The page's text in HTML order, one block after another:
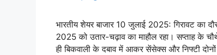
भारतीय शेयर बाजार 10 जुलाई 2025: गिरावट का
2025 को उतार-चढ़ाव का माहौल रहा। सप्ताह के
ही बिकवाली के दबाव में आकर सेंसेक्स और निफ्टी